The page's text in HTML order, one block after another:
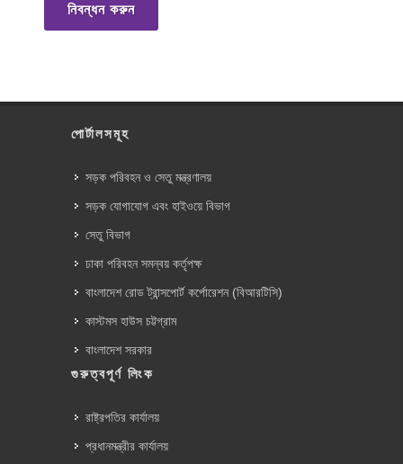
নিবন্ধন করুন
পোর্টালসমূহ
সড়ক পরিবহন ও সেতু মন্ত্রণালয়
সড়ক যোগাযোগ এবং হাইওয়ে বিভাগ
সেতু বিভাগ
ঢাকা পরিবহন সমন্বয় কর্তৃপক্ষ
বাংলাদেশ রোড ট্রান্সপোর্ট কর্পোরেশন (বিআরটিসি)
কাস্টমস হাউস চট্টগ্রাম
বাংলাদেশ সরকার
গুরুত্বপূর্ণ লিংক
রাষ্ট্রপতির কার্যালয়
প্রধানমন্ত্রীর কার্যালয়